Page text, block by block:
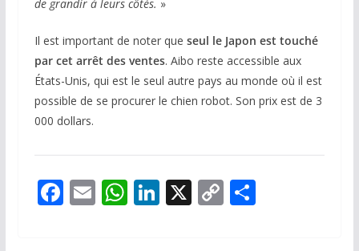
de grandir à leurs côtés. »
Il est important de noter que seul le Japon est touché
par cet arrêt des ventes. Aibo reste accessible aux
États-Unis, qui est le seul autre pays au monde où il est
possible de se procurer le chien robot. Son prix est de 3
000 dollars.
F E W Li X C P